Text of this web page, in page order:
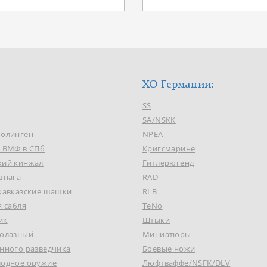
ВМФ в СПб
кинжал
шашки
сабля
разведчика
оружие
ХО Германии:
SS
SA/NSKK
NPEA
Кригсмарине
Гитлерюгенд
RAD
RLB
TeNo
Штыки
Миниатюры
Боевые ножи
Люфтваффе/NSFK/DLV